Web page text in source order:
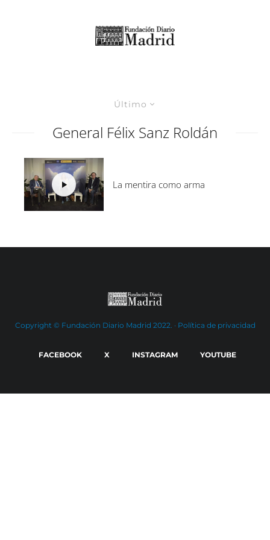
Último
General Félix Sanz Roldán
La mentira como arma
Copyright © Fundación Diario Madrid 2022. · Política de privacidad
FACEBOOK X INSTAGRAM YOUTUBE